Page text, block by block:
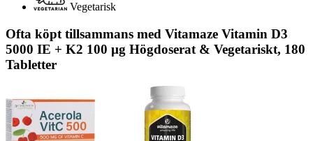
Vegetarisk
Ofta köpt tillsammans med Vitamaze Vitamin D3
5000 IE + K2 100 µg Högdoserat & Vegetariskt, 180
Tabletter